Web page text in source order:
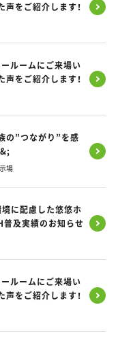
をご紹介します！
ールームにご来場い
をご紹介します！
の”つながり”を感
場
に配慮した悠悠ホ
及実績のお知らせ
ールームにご来場い
をご紹介します！